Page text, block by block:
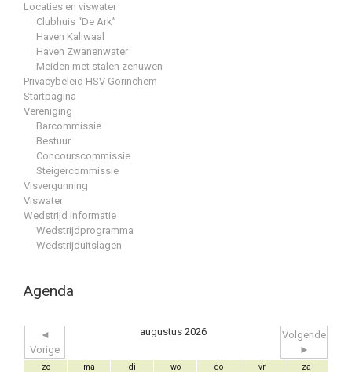
Locaties en viswater
Clubhuis “De Ark”
Haven Kaliwaal
Haven Zwanenwater
Meiden met stalen zenuwen
Privacybeleid HSV Gorinchem
Startpagina
Vereniging
Barcommissie
Bestuur
Concourscommissie
Steigercommissie
Visvergunning
Viswater
Wedstrijd informatie
Wedstrijdprogramma
Wedstrijduitslagen
Agenda
◄
Vorige
augustus 2026
Volgende
►
zo ma di wo do vr za